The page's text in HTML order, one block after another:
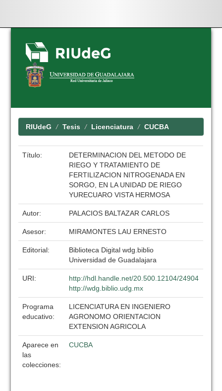
Skip
navigation
RIUdeG Tesis Licenciatura CUCBA
Título:
DETERMINACION DEL METODO DE
RIEGO Y TRATAMIENTO DE
FERTILIZACION NITROGENADA EN
SORGO, EN LA UNIDAD DE RIEGO
YURECUARO VISTA HERMOSA
Autor: PALACIOS BALTAZAR CARLOS
Asesor: MIRAMONTES LAU ERNESTO
Editorial:
Biblioteca Digital wdg.biblio
Universidad de Guadalajara
URI:
http://hdl.handle.net/20.500.12104/24904
http://wdg.biblio.udg.mx
Programa
educativo:
LICENCIATURA EN INGENIERO
AGRONOMO ORIENTACION
EXTENSION AGRICOLA
Aparece en
las
colecciones:
CUCBA